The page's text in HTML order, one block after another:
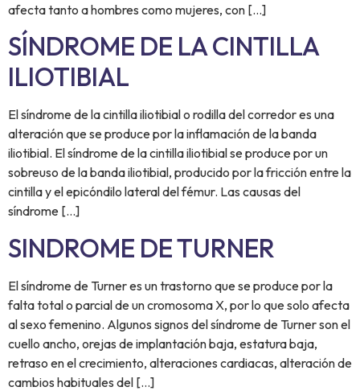
afecta tanto a hombres como mujeres, con […]
SÍNDROME DE LA CINTILLA
ILIOTIBIAL
El síndrome de la cintilla iliotibial o rodilla del corredor es una
alteración que se produce por la inflamación de la banda
iliotibial. El síndrome de la cintilla iliotibial se produce por un
sobreuso de la banda iliotibial, producido por la fricción entre la
cintilla y el epicóndilo lateral del fémur. Las causas del
síndrome […]
SINDROME DE TURNER
El síndrome de Turner es un trastorno que se produce por la
falta total o parcial de un cromosoma X, por lo que solo afecta
al sexo femenino. Algunos signos del síndrome de Turner son el
cuello ancho, orejas de implantación baja, estatura baja,
retraso en el crecimiento, alteraciones cardiacas, alteración de
cambios habituales del […]